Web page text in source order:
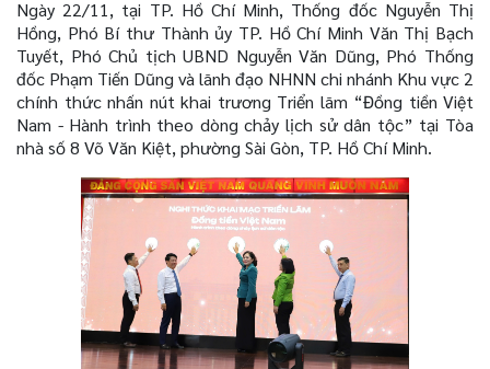
Ngày 22/11, tại TP. Hồ Chí Minh, Thống đốc Nguyễn Thị
Hồng, Phó Bí thư Thành ủy TP. Hồ Chí Minh Văn Thị Bạch
Tuyết, Phó Chủ tịch UBND Nguyễn Văn Dũng, Phó Thống
đốc Phạm Tiến Dũng và lãnh đạo NHNN chi nhánh Khu vực 2
chính thức nhấn nút khai trương Triển lãm “Đồng tiền Việt
Nam - Hành trình theo dòng chảy lịch sử dân tộc” tại Tòa
nhà số 8 Võ Văn Kiệt, phường Sài Gòn, TP. Hồ Chí Minh.